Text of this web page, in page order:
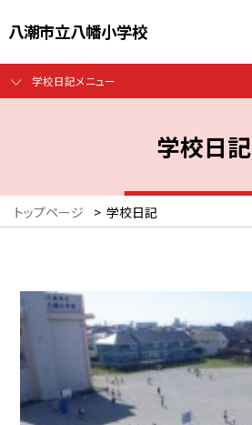
八潮市立八幡小学校
学校日記メニュー
学校日記
トップページ > 学校日記